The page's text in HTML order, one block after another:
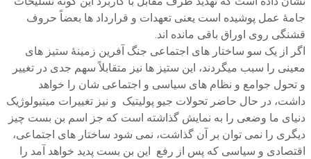
جامۀ عمل پوشیده است یعنی تعهدات و قرارداد ها بعضاً حروف
قشنگی روی اوراق باقی مانده اند.
اگر از یک سو ساختار های اجتماعی جنگ آفرین زمینۀ ستیز های
معینی را سبب میگردند، این ستیز ها نیز متقابلاً سهم جدی در تغییر
و تحول جوامع و نظام های سیاسی و اجتماعی شان را خواهد
داشت، در حال حاضر تحولات جیو پولیتیک و نیز تغییرات میتیولوژیک
دنیای ما وضعی را به نمایش گذاشته است که جز اسم بن بست چیز
دیگری را نمی توان بر آن گذاشت، نمی شود ساختار های اجتماعی،
اقتصادی و سیاسی که پس از رفع این بن بست پدید خواهد آمد را